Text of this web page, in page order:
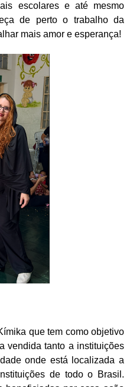
escolares e até mesmo
de perto o trabalho da
mais amor e esperança!
que tem como objetivo
vendida tanto a instituições
onde está localizada a
de todo o Brasil.